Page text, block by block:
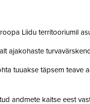
Liidu territooriumil
ajakohaste
tuuakse täpsem teave
andmete kaitse eest